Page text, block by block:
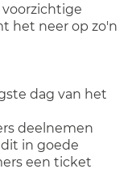
het neer op zo'n
dag van het
deelnemen
dit in goede
een ticket